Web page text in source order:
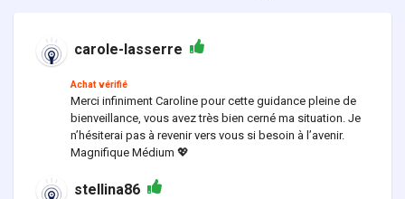
carole-lasserre
Achat vérifié
Merci infiniment Caroline pour cette guidance pleine de
bienveillance, vous avez très bien cerné ma situation. Je
n’hésiterai pas à revenir vers vous si besoin à l’avenir.
Magnifique Médium 💖
stellina86